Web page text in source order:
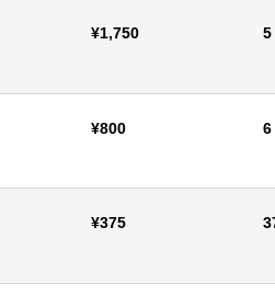
¥1,750 5
¥800 6
¥375